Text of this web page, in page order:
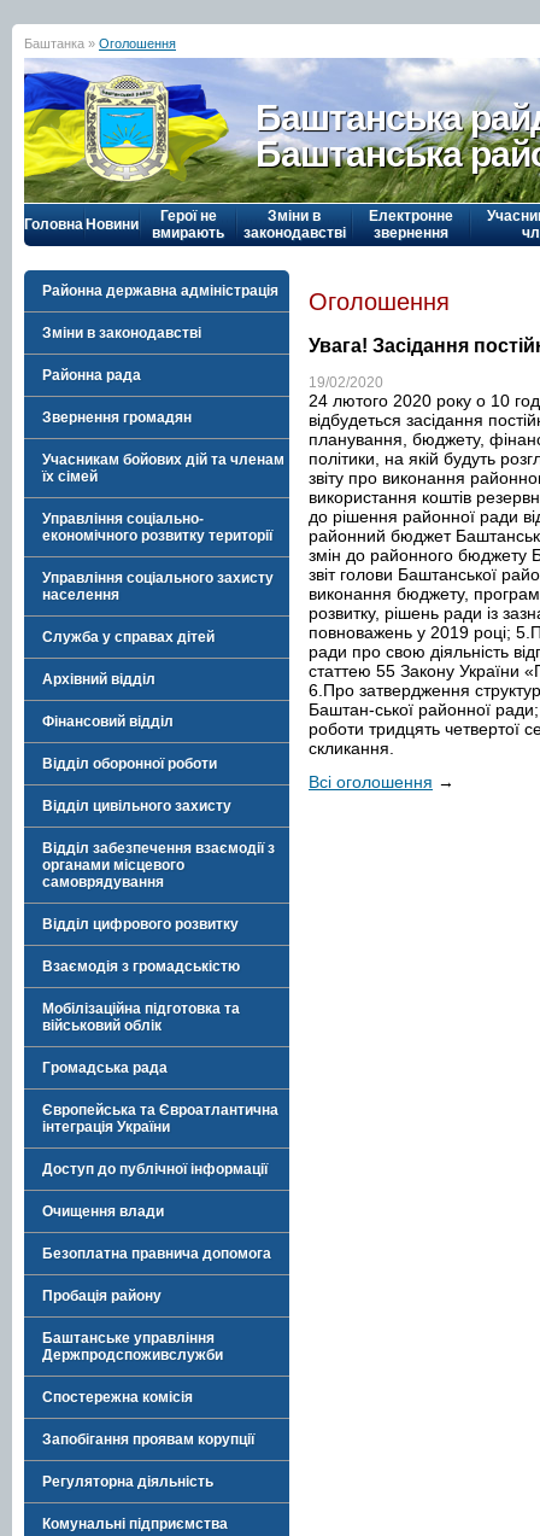
Баштанка » Оголошення
Баштанська
Баштанська
Головна Новини
Герої не
вмирають
Зміни в
законодавстві
Електронне
звернення
Районна державна адміністрація
Зміни в законодавстві
Районна рада
Звернення громадян
Учасникам бойових дій та членам
їх сімей
Управління соціально-
економічного розвитку території
Управління соціального захисту
населення
Служба у справах дітей
Архівний відділ
Фінансовий відділ
Відділ оборонної роботи
Відділ цивільного захисту
Відділ забезпечення взаємодії з
органами місцевого
самоврядування
Відділ цифрового розвитку
Взаємодія з громадськістю
Мобілізаційна підготовка та
військовий облік
Громадська рада
Європейська та Євроатлантична
інтеграція України
Доступ до публічної інформації
Очищення влади
Безоплатна правнича допомога
Пробація району
Баштанське управління
Держпродспоживслужби
Спостережна комісія
Запобігання проявам корупції
Регуляторна діяльність
Комунальні підприємства
Оголошення
Увага! Засідання
19/02/2020
24 лютого 2020 року о 10
відбудеться засідання
планування, бюджету,
політики, на якій будуть
звіту про виконання
використання коштів
до рішення районної ради
районний бюджет
змін до районного бюджету
звіт голови Баштанської
виконання бюджету, програм
розвитку, рішень ради із
повноважень у 2019 році;
ради про свою діяльність
статтею 55 Закону України
6.Про затвердження
Баштан-ської районної
роботи тридцять четвертої
скликання.
Всі оголошення →